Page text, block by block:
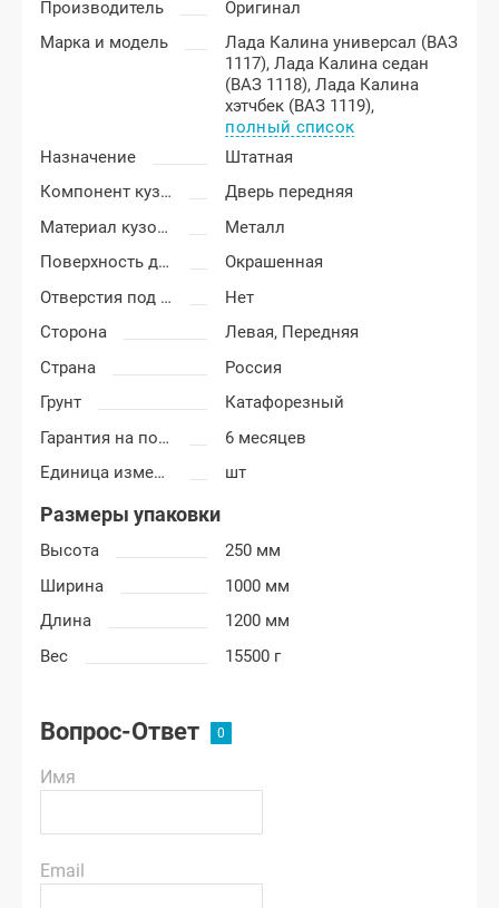
Производитель
Оригинал
Марка и модель
Лада Калина универсал (ВАЗ
1117),Лада Калина седан
(ВАЗ 1118),Лада Калина
хэтчбек (ВАЗ 1119),
полный список
Назначение
Штатная
Компонент кузова
Дверь передняя
Материал кузовных деталей
Металл
Поверхность двери
Окрашенная
Отверстия под молдинг
Нет
Сторона
Левая, Передняя
Страна
Россия
Грунт
Катафорезный
Гарантия на покраску
6 месяцев
Единица измерения
шт
Размеры упаковки
Высота
250 мм
Ширина
1000 мм
Длина
1200 мм
Вес
15500 г
Вопрос-Ответ
Имя
Email